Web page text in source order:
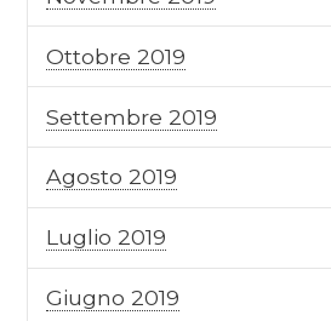
Ottobre 2019
Settembre 2019
Agosto 2019
Luglio 2019
Giugno 2019